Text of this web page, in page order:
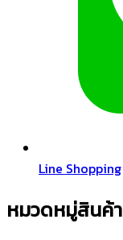
Line Shopping
หมวดหมู่สินค้า